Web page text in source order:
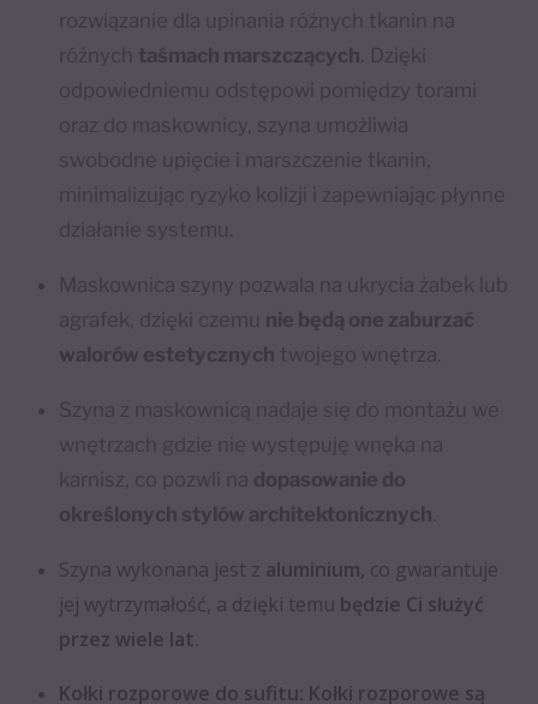
rozwiązanie dla upinania różnych tkanin na
różnych taśmach marszczących. Dzięki
odpowiedniemu odstępowi pomiędzy torami
oraz do maskownicy, szyna umożliwia
swobodne upięcie i marszczenie tkanin,
minimalizując ryzyko kolizji i zapewniając płynne
działanie systemu.
Maskownica szyny pozwala na ukrycia żabek lub
agrafek, dzięki czemu nie będą one zaburzać
walorów estetycznych twojego wnętrza.
Szyna z maskownicą nadaje się do montażu we
wnętrzach gdzie nie występuję wnęka na
karnisz, co pozwli na dopasowanie do
określonych stylów architektonicznych
Szyna wykonana jest z aluminium, co gwarantuje
jej wytrzymałość, a dzięki temu będzie Ci służyć
przez wiele lat.
Kołki rozporowe do sufitu: Kołki rozporowe są